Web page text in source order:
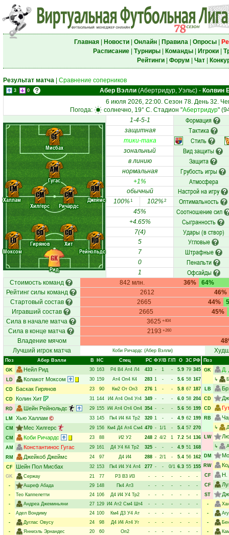
Главная| Новости| Онлайн| Правила| Опросы|
Расписание| Турниры| Команды| Игроки|
Рейтинги| Форум Чат|
Результат матча Сравнение соперников
3 0 Абер Вэлли(Абертридур, Уэльс)- Колвин
6 июля 2026, 22:00. Сезон 78. День 32.
Погода:
солнечно, 19° C. Стадион "Абертридур"
Рид
Моксом
Гирянов
Хит
Рейнольдс
Халлам
Хилгерс
Ричардс
Гугас
Джеймс
Мисбах
GK
LD
CD
CD
RD
LM
CM CM
AM
RM
CF
1-4-5-1 Формация
защитная Тактика
тики-така Стиль
зональный Вид защиты
в линию Защита
нормальная Грубость игры
+1% Атмосфера
обычный Настрой на игру
100%1 102%2 Оптимальность
45% Соотношение сил
+4.65% Сыгранность
7(4) Удары (в створ)
5 Угловые
7 Штрафные
0 Пенальти
1 Офсайды
Стоимость команд 842 млн. 36%
64%
Рейтинг силы команд
2612
46%
Стартовый состав
2665 44%
Игравший состав
2665
45%
Сила в начале матча
3625 +404
Сила в конце матча 2193 +260
Владение мячом
Лучший игрок матча
Коби Ричардс (Абер Вэлли)
Поз Абер Вэлли В НC Спец РC ФУ/В Г/П О ЗС РФ
GK
Нейл Рид 30 163 Р4 В4 Ат4 Л4 433 - 1 - 5.9 79 345
LD
Колакот Моксом 30 159 Ат4 Оп4 К4 283 1 - - 5.6 58 167
CD Баскак Гирянов 23 90 Км2 От Оп3 276 1 - - 5.8 67 187
CD
Колин Хит 31 144 И4 Ат4 Оп4 Уг4 349 - - - 6.0 58 204
RD
Шейн Рейнольдс 29 155 И4 Ат4 От4 Оп4 354 - - - 5.6 56 199
LM
Хью Халлам 33 145 Пк4 И4 К4 Тр2 320 1 - - 4.9 62 199
CM
Мес Хилгерс 29 156 Км4 Д4 Ат4 См4 470 - 1/1 - 5.4 57 270
CM
Коби Ричардс 23 88 И2 У2 248 2 4/2 1 7.2 54 136
AM
Константинос Гугас 29 161 Д4 У4 К4 Тр2 325 - - - 4.9 51 168
RM
Джейкоб Джеймс 24 97 Д4 И4 288 - 2/1 - 5.4 56 162
CF
Шейн Пол Мисбах 32 153 Пк4 И4 У4 Ат4 277 - - 0/1 6.3 55 155
GK
Сержау 21 77 Р3 В3 И3 - - - - - -
-
-
Ашреф Абада 29 148 Пк4 Ат3 - - - - - -
-
-
Тео Каппелетти 24 106 Д4 И4 У4 Тр2 - - - - - -
-
-
Андреа Джеминьяни 27 129 И4 Ат2 См4 Шт4 - - - - - -
-
-
Адел Вондиму 24 100 Км4 Д3 У4 Ат - - - - - -
-
-
Дуглас Овусу 24 98 Д4 И4 Ат4 Уг - - - - - -
-
-
Янниэль Эрнандес 20 60 Оп2 - - - - - -
-
Поз
GK
Д.
↳
LB
CD
CD
RB
↳
LW
↳
DM
RW
CF Н.
CF
ST
-
-
-
-